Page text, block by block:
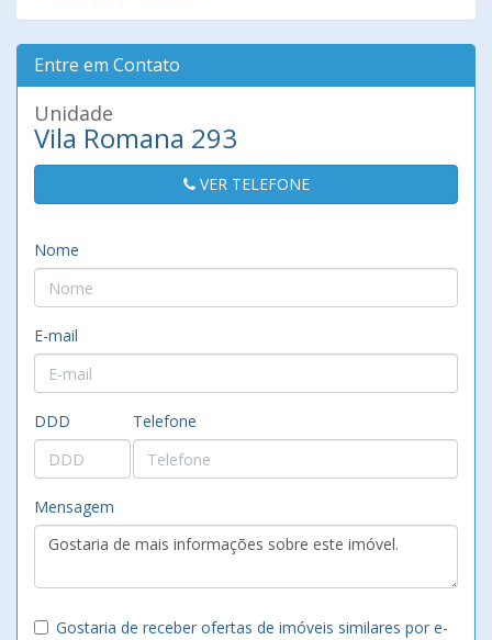
Entre em Contato
Unidade
Vila Romana 293
VER TELEFONE
Nome
E-mail
DDD Telefone
Mensagem
Gostaria de receber ofertas de imóveis similares por e-